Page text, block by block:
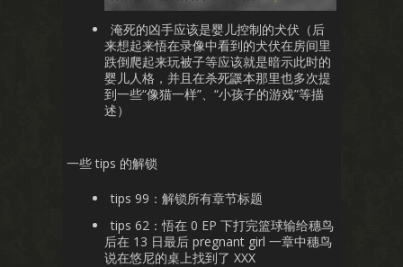
淹死的凶手应该是婴儿控制的犬伏（后
来想起来悟在录像中看到的犬伏在房间里
跌倒爬起来玩被子等应该就是暗示此时的
婴儿人格，并且在杀死鼷本那里也多次提
到一些“像猫一样”、“小孩子的游戏”等描
述）
一些 tips 的解锁
tips 99：解锁所有章节标题
tips 62：悟在 0 EP 下打完篮球输给穗鸟
后在 13 日最后 pregnant girl 一章中穗鸟
说在悠尼的桌上找到了 XXX